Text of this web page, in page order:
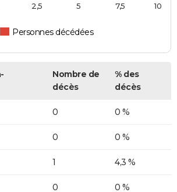
Personnes décédées
10
2,5 5 7,5
Nombre de
décès
% des
décès
0 0 %
0 0 %
1 4,3 %
0 0 %